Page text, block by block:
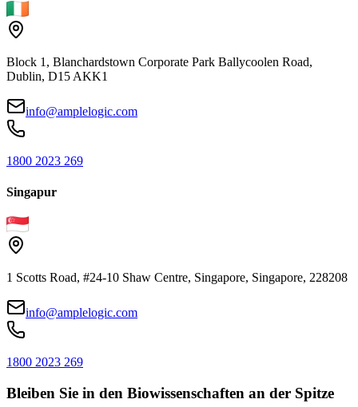
Block 1, Blanchardstown Corporate Park Ballycoolen Road,
Dublin, D15 AKK1
info@amplelogic.com
1800 2023 269
Singapur
1 Scotts Road, #24-10 Shaw Centre, Singapore, Singapore, 228208
info@amplelogic.com
1800 2023 269
Bleiben Sie in den Biowissenschaften an der Spitze